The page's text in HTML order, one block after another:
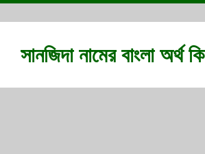
সানজিদা নামের বাংলা অর্থ কি